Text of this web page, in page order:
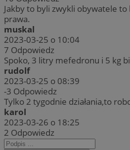
Jakby to byli zwykli obywatele
prawa.
muskal
2023-03-25 o 10:04
7 Odpowiedz
Spoko, 3 litry mefedronu i 5 kg
rudolf
2023-03-25 o 08:39
-3 Odpowiedz
Tylko 2 tygodnie działania,to
karol
2023-03-26 o 18:25
2 Odpowiedz